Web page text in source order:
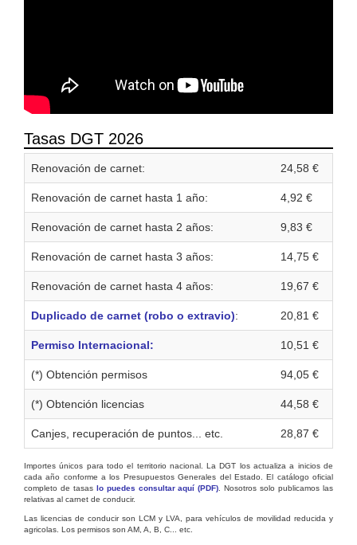
Tasas DGT 2026
Renovación de carnet: 24,58 €
Renovación de carnet hasta 1 año: 4,92 €
Renovación de carnet hasta 2 años: 9,83 €
Renovación de carnet hasta 3 años: 14,75 €
Renovación de carnet hasta 4 años: 19,67 €
Duplicado de carnet (robo o extravio): 20,81 €
Permiso Internacional: 10,51 €
(*) Obtención permisos 94,05 €
(*) Obtención licencias 44,58 €
Canjes, recuperación de puntos... etc. 28,87 €
Importes únicos para todo el territorio nacional. La DGT los actualiza a inicios de
cada año conforme a los Presupuestos Generales del Estado. El catálogo oficial
completo de tasas lo puedes consultar aquí (PDF) . Nosotros solo publicamos las
relativas al carnet de conducir.
Las licencias de conducir son LCM y LVA, para vehículos de movilidad reducida y
agricolas. Los permisos son AM, A, B, C... etc.